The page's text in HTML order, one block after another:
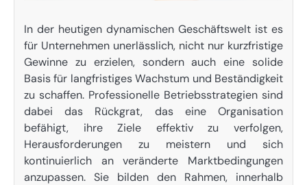
In der heutigen dynamischen Geschäftswelt ist es
für Unternehmen unerlässlich, nicht nur kurzfristige
Gewinne zu erzielen, sondern auch eine solide
Basis für langfristiges Wachstum und Beständigkeit
zu schaffen. Professionelle Betriebsstrategien sind
dabei das Rückgrat, das eine Organisation
befähigt, ihre Ziele effektiv zu verfolgen,
Herausforderungen zu meistern und sich
kontinuierlich an veränderte Marktbedingungen
anzupassen. Sie bilden den Rahmen, innerhalb